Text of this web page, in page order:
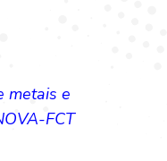
metais e
FCT